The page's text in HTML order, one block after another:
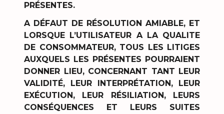
PRÉSENTES.
A DÉFAUT DE RÉSOLUTION AMIABLE, ET
LORSQUE L’UTILISATEUR A LA QUALITE
DE CONSOMMATEUR, TOUS LES LITIGES
AUXQUELS LES PRÉSENTES POURRAIENT
DONNER LIEU, CONCERNANT TANT LEUR
VALIDITÉ, LEUR INTERPRÉTATION, LEUR
EXÉCUTION, LEUR RÉSILIATION, LEURS
CONSÉQUENCES ET LEURS SUITES